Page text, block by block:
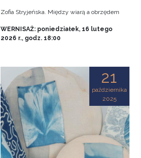
Zofia Stryjeńska. Między wiarą a obrzędem
WERNISAŻ: poniedziałek, 16 lutego
2026 r., godz. 18:00
21
października
2025